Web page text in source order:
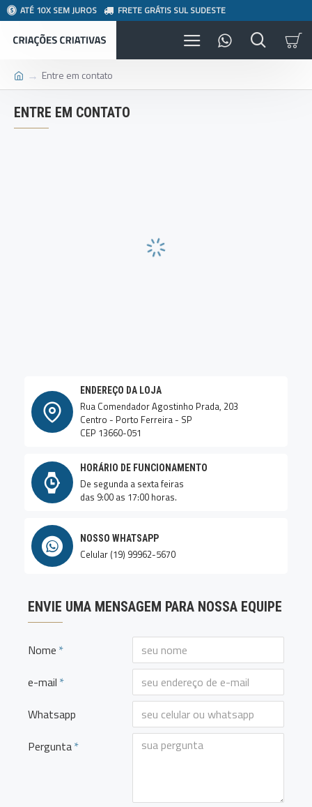
ATÉ 10X SEM JUROS FRETE GRÁTIS SUL SUDESTE
Entre em contato
ENTRE EM CONTATO
ENDEREÇO DA LOJA
Rua Comendador Agostinho Prada, 203
Centro - Porto Ferreira - SP
CEP 13660-051
HORÁRIO DE FUNCIONAMENTO
De segunda a sexta feiras
das 9:00 as 17:00 horas.
NOSSO WHATSAPP
Celular (19) 99962-5670
ENVIE UMA MENSAGEM PARA NOSSA EQUIPE
Nome
e-mail
Whatsapp
Pergunta